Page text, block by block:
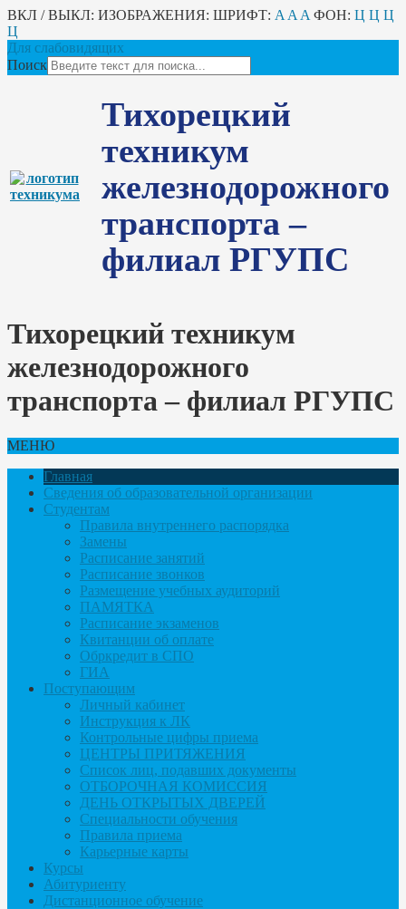
ВКЛ / ВЫКЛ: ИЗОБРАЖЕНИЯ: ШРИФТ: A A A ФОН: Ц Ц Ц
Ц
Для слабовидящих
Поиск
Тихорецкий
техникум
железнодорожного
транспорта –
филиал РГУПС
Тихорецкий техникум
железнодорожного
транспорта – филиал РГУПС
МЕНЮ
Главная
Сведения об образовательной организации
Студентам
Правила внутреннего распорядка
Замены
Расписание занятий
Расписание звонков
Размещение учебных аудиторий
ПАМЯТКА
Расписание экзаменов
Квитанции об оплате
Обркредит в СПО
ГИА
Поступающим
Личный кабинет
Инструкция к ЛК
Контрольные цифры приема
ЦЕНТРЫ ПРИТЯЖЕНИЯ
Список лиц, подавших документы
ОТБОРОЧНАЯ КОМИССИЯ
ДЕНЬ ОТКРЫТЫХ ДВЕРЕЙ
Специальности обучения
Правила приема
Карьерные карты
Курсы
Абитуриенту
Дистанционное обучение